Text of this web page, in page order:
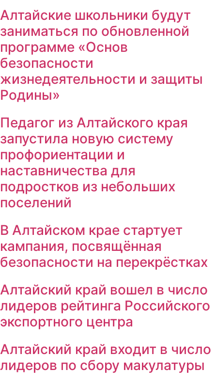
Алтайские школьники будут
заниматься по обновленной
программе «Основ
безопасности
жизнедеятельности и защиты
Родины»
Педагог из Алтайского края
запустила новую систему
профориентации и
наставничества для
подростков из небольших
поселений
В Алтайском крае стартует
кампания, посвящённая
безопасности на перекрёстках
Алтайский край вошел в число
лидеров рейтинга Российского
экспортного центра
Алтайский край входит в число
лидеров по сбору макулатуры